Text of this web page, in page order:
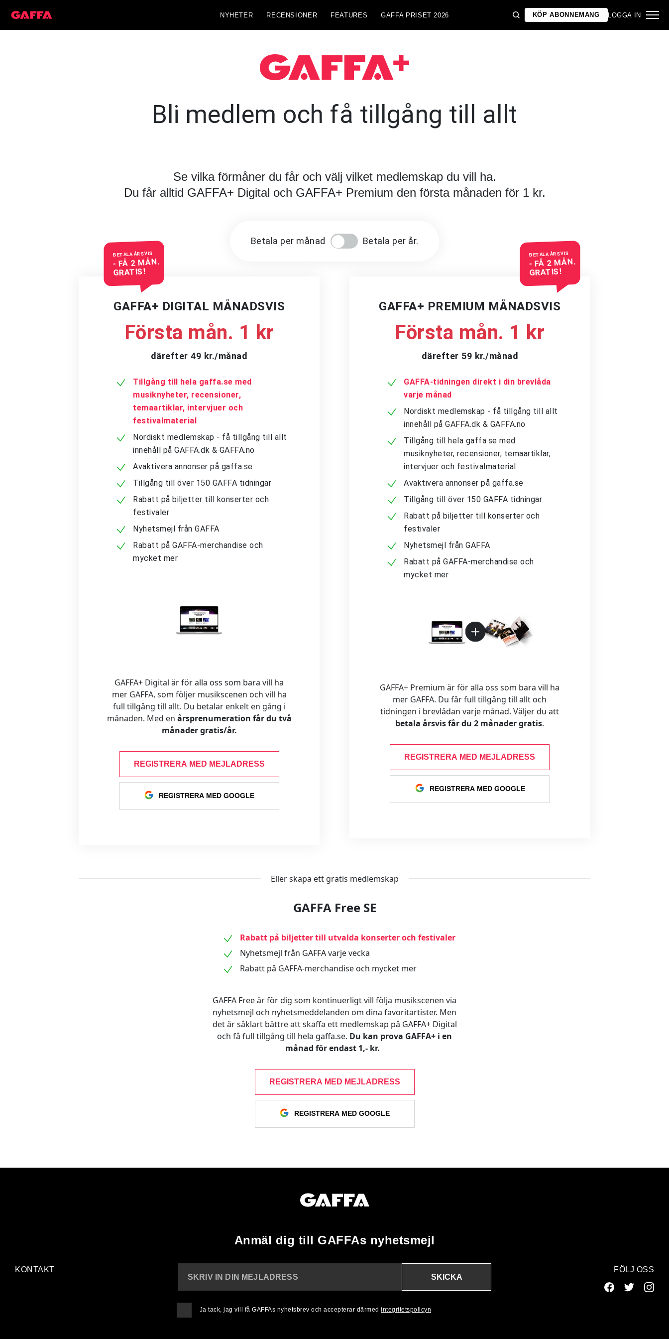
NYHETER RECENSIONER FEATURES GAFFA PRISET 2026 KÖP ABONNEMANG LOGGA IN
Bli medlem och få tillgång till allt
Se vilka förmåner du får och välj vilket medlemskap du vill ha.
Du får alltid GAFFA+ Digital och GAFFA+ Premium den första månaden för 1 kr.
Betala per månad Betala per år.
BETALA ÅRSVIS
- FÅ 2 MÅN.
GRATIS!
GAFFA+ DIGITAL MÅNADSVIS
Första mån. 1 kr
därefter 49 kr./månad
Tillgång till hela gaffa.se med
musiknyheter, recensioner,
temaartiklar, intervjuer och
festivalmaterial
Nordiskt medlemskap - få tillgång till allt
innehåll på GAFFA.dk & GAFFA.no
Avaktivera annonser på gaffa.se
Tillgång till över 150 GAFFA tidningar
Rabatt på biljetter till konserter och
festivaler
Nyhetsmejl från GAFFA
Rabatt på GAFFA-merchandise och
mycket mer
GAFFA+ Digital är för alla oss som bara vill ha
mer GAFFA, som följer musikscenen och vill ha
full tillgång till allt. Du betalar enkelt en gång i
månaden. Med en årsprenumeration får du två
månader gratis/år.
REGISTRERA MED MEJLADRESS
REGISTRERA MED GOOGLE
BETALA ÅRSVIS
- FÅ 2 MÅN.
GRATIS!
GAFFA+ PREMIUM MÅNADSVIS
Första mån. 1 kr
därefter 59 kr./månad
GAFFA-tidningen direkt i din brevlåda
varje månad
Nordiskt medlemskap - få tillgång till allt
innehåll på GAFFA.dk & GAFFA.no
Tillgång till hela gaffa.se med
musiknyheter, recensioner, temaartiklar,
intervjuer och festivalmaterial
Avaktivera annonser på gaffa.se
Tillgång till över 150 GAFFA tidningar
Rabatt på biljetter till konserter och
festivaler
Nyhetsmejl från GAFFA
Rabatt på GAFFA-merchandise och
mycket mer
GAFFA+ Premium är för alla oss som bara vill ha
mer GAFFA. Du får full tillgång till allt och
tidningen i brevlådan varje månad. Väljer du att
betala årsvis får du 2 månader gratis.
REGISTRERA MED MEJLADRESS
REGISTRERA MED GOOGLE
Eller skapa ett gratis medlemskap
GAFFA Free SE
Rabatt på biljetter till utvalda konserter och festivaler
Nyhetsmejl från GAFFA varje vecka
Rabatt på GAFFA-merchandise och mycket mer
GAFFA Free är för dig som kontinuerligt vill följa musikscenen via
nyhetsmejl och nyhetsmeddelanden om dina favoritartister. Men
det är såklart bättre att skaffa ett medlemskap på GAFFA+ Digital
och få full tillgång till hela gaffa.se. Du kan prova GAFFA+ i en
månad för endast 1,- kr.
REGISTRERA MED MEJLADRESS
REGISTRERA MED GOOGLE
Anmäl dig till GAFFAs nyhetsmejl
KONTAKT
SKRIV IN DIN MEJLADRESS
SKICKA
Ja tack, jag vill få GAFFAs nyhetsbrev och accepterar därmed integritetspolicyn
FÖLJ OSS